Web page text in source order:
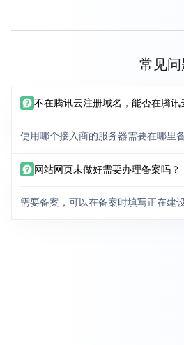
常见问
不在腾讯云注册域名，能否在腾讯
使用哪个接入商的服务器需要在哪里
网站网页未做好需要办理备案吗？
需要备案，可以在备案时填写正在建